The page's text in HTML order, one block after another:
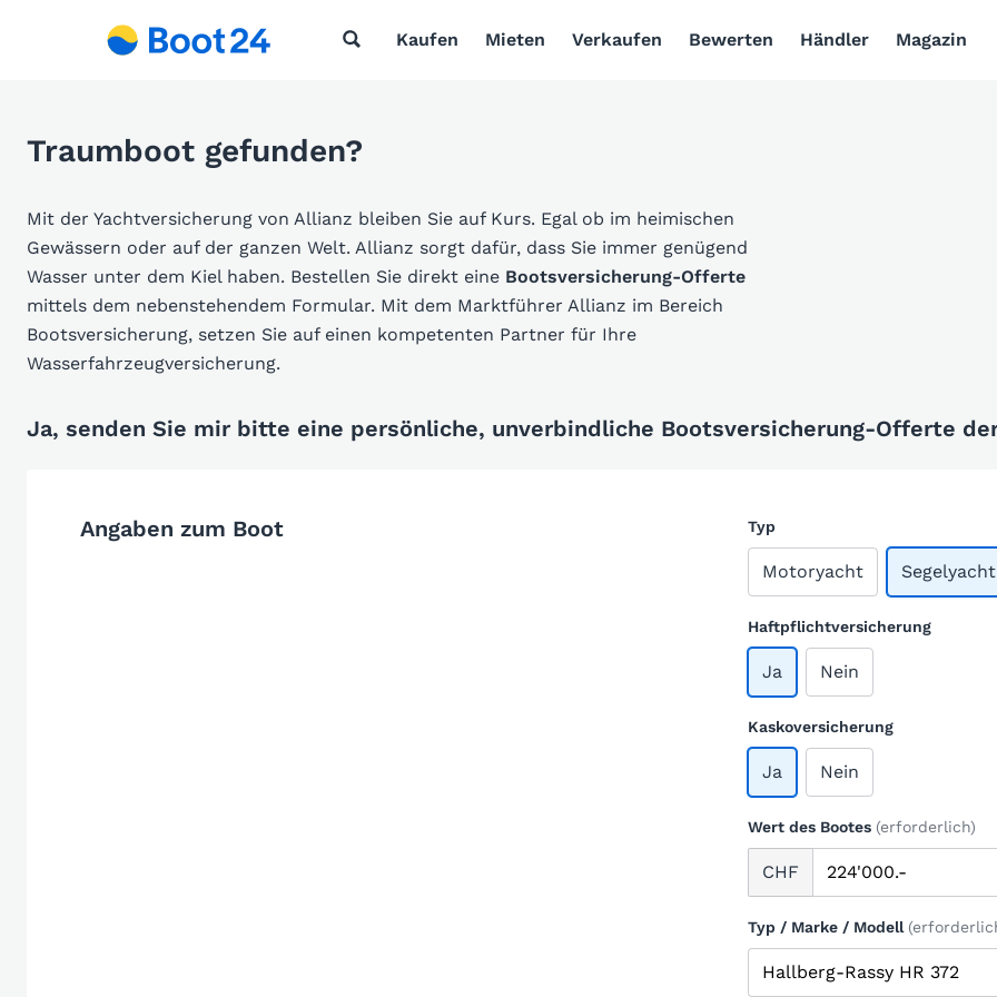
Kaufen Mieten Verkaufen Bewerten Händler Magazin
Traumboot gefunden?
Mit der Yachtversicherung von Allianz bleiben Sie auf Kurs. Egal ob im heimischen
Gewässern oder auf der ganzen Welt. Allianz sorgt dafür, dass Sie immer genügend
Wasser unter dem Kiel haben. Bestellen Sie direkt eine Bootsversicherung-Offerte
mittels dem nebenstehendem Formular. Mit dem Marktführer Allianz im Bereich
Bootsversicherung, setzen Sie auf einen kompetenten Partner für Ihre
Wasserfahrzeugversicherung.
Ja, senden Sie mir bitte eine persönliche, unverbindliche Bootsversicherung-Offerte
Angaben zum Boot Typ
Motoryacht Segelyacht
Haftpflichtversicherung
Ja Nein
Kaskoversicherung
Ja Nein
Wert des Bootes (erforderlich)
CHF
Typ / Marke / Modell